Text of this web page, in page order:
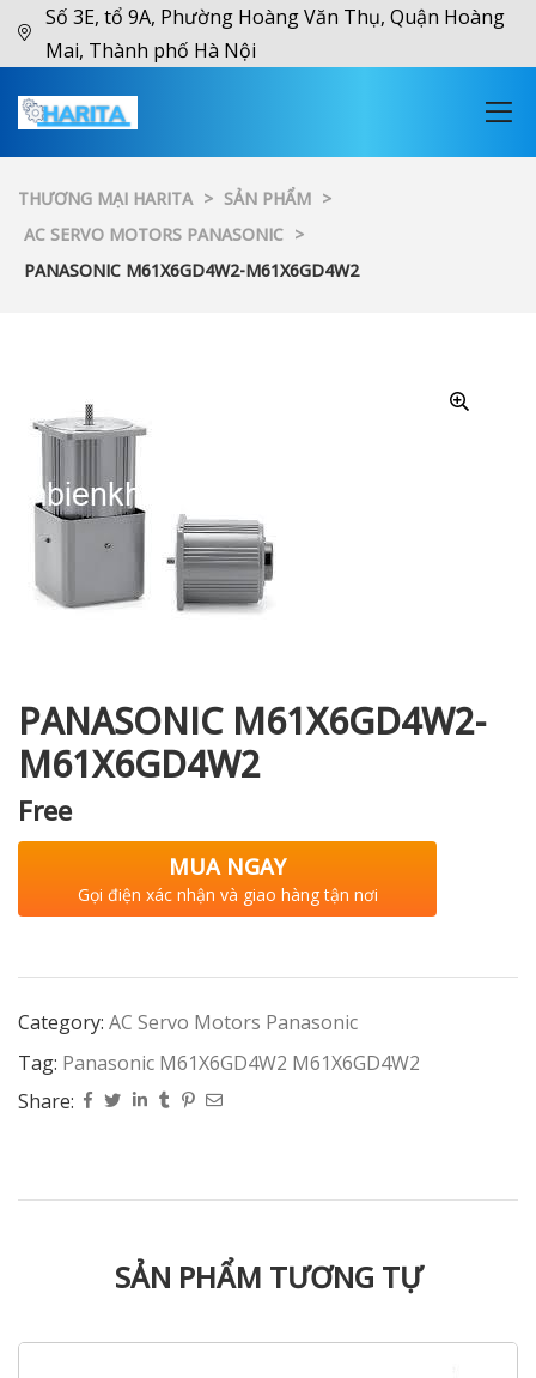
Số 3E, tổ 9A, Phường Hoàng Văn Thụ, Quận Hoàng
Mai, Thành phố Hà Nội
THƯƠNG MẠI HARITA > SẢN PHẨM >
AC SERVO MOTORS PANASONIC >
PANASONIC M61X6GD4W2-M61X6GD4W2
PANASONIC M61X6GD4W2-
M61X6GD4W2
Free
MUA NGAY
Gọi điện xác nhận và giao hàng tận nơi
Category: AC Servo Motors Panasonic
Tag: Panasonic M61X6GD4W2 M61X6GD4W2
Share:
SẢN PHẨM TƯƠNG TỰ